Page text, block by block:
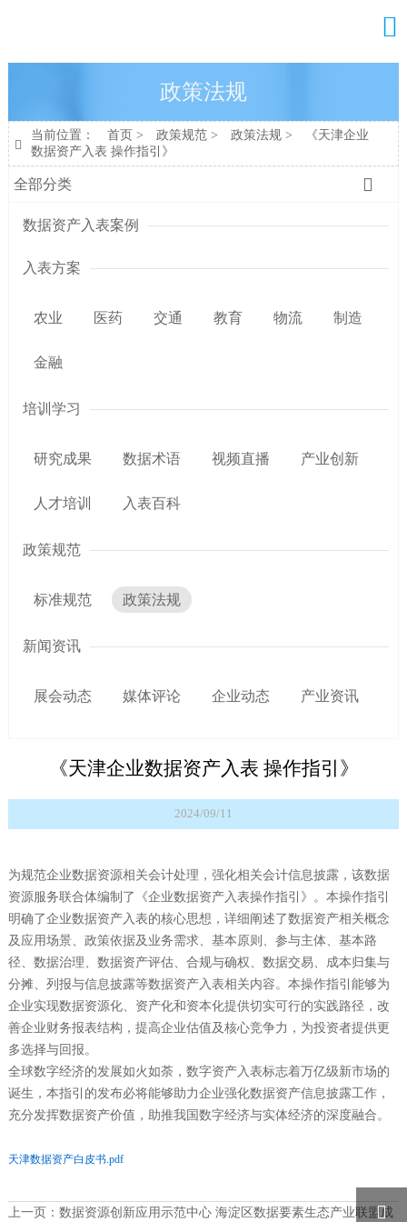

政策法规

当前位置： 首页 > 政策规范> 政策法规>
《天津企业
数据资产入表 操作指引》
全部分类 
数据资产入表案例
入表方案
农业 医药 交通 教育 物流 制造
金融
培训学习
研究成果 数据术语 视频直播 产业创新
人才培训 入表百科
政策规范
标准规范 政策法规
新闻资讯
展会动态 媒体评论 企业动态 产业资讯
《天津企业数据资产入表 操作指引》
2024/09/11
为规范企业数据资源相关会计处理，强化相关会计信息披露，该数据
资源服务联合体编制了《企业数据资产入表操作指引》。本操作指引
明确了企业数据资产入表的核心思想，详细阐述了数据资产相关概念
及应用场景、政策依据及业务需求、基本原则、参与主体、基本路
径、数据治理、数据资产评估、合规与确权、数据交易、成本归集与
分摊、列报与信息披露等数据资产入表相关内容。本操作指引能够为
企业实现数据资源化、资产化和资本化提供切实可行的实践路径，改
善企业财务报表结构，提高企业估值及核心竞争力，为投资者提供更
多选择与回报。
全球数字经济的发展如火如荼，数字资产入表标志着万亿级新市场的
诞生，本指引的发布必将能够助力企业强化数据资产信息披露工作，
充分发挥数据资产价值，助推我国数字经济与实体经济的深度融合。
天津数据资产白皮书.pdf
上一页： 数据资源创新应用示范中心 海淀区数据要素生态产业联盟成
